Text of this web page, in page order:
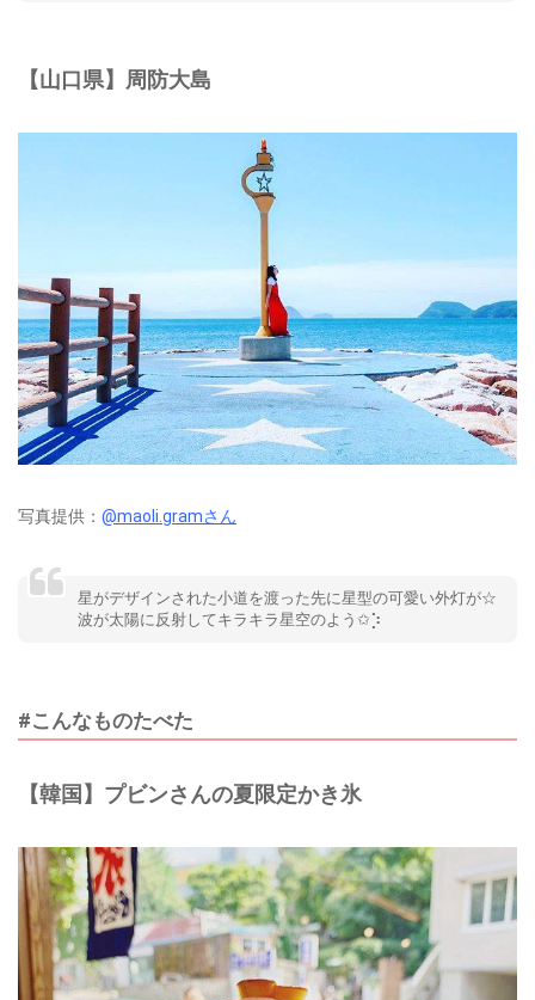
【山口県】周防大島
写真提供： @maoli.gramさん
星がデザインされた小道を渡った先に 星型の可愛い外灯が☆
波が太陽に反射して キラキラ星空のよう✩︎⡱
#こんなものたべた
【韓国】プビンさんの夏限定かき氷